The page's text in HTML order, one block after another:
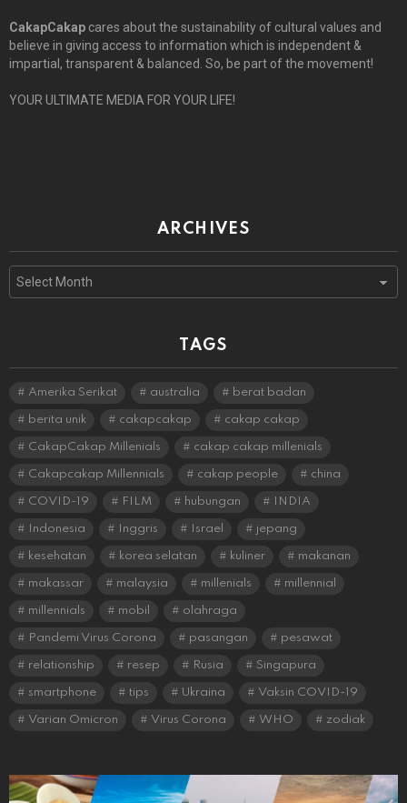
CakapCakap cares about the sustainability of cultural values and
believe in giving access to information which is independent &
impartial, transparent & balanced. So, be part of the movement!
YOUR ULTIMATE MEDIA FOR YOUR LIFE!
ARCHIVES
TAGS
Amerika Serikat australia berat badan
berita unik cakapcakap cakap cakap
CakapCakap Millenials cakap cakap millenials
Cakapcakap Millennials cakap people china
COVID-19 FILM hubungan INDIA
Indonesia Inggris Israel jepang
kesehatan korea selatan kuliner makanan
makassar malaysia millenials millennial
millennials mobil olahraga
Pandemi Virus Corona pasangan pesawat
relationship resep Rusia Singapura
smartphone tips Ukraina Vaksin COVID-19
Varian Omicron Virus Corona WHO zodiak